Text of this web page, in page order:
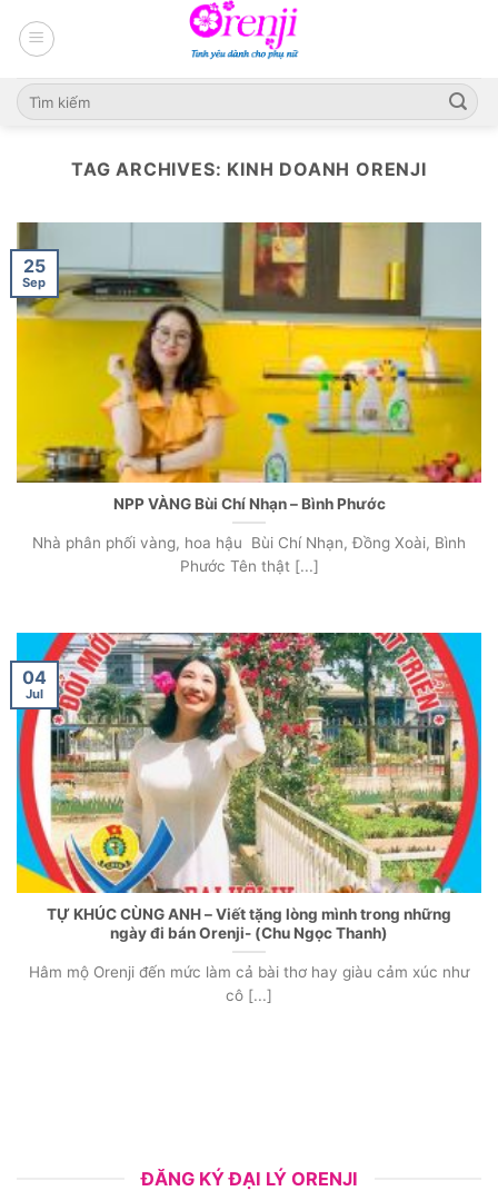
TAG ARCHIVES: KINH DOANH ORENJI
NPP VÀNG Bùi Chí Nhạn – Bình Phước
Nhà phân phối vàng, hoa hậu Bùi Chí Nhạn, Đồng Xoài, Bình
Phước Tên thật [...]
25
Sep
TỰ KHÚC CÙNG ANH – Viết tặng lòng mình trong những
ngày đi bán Orenji- (Chu Ngọc Thanh)
Hâm mộ Orenji đến mức làm cả bài thơ hay giàu cảm xúc như
cô [...]
04
Jul
ĐĂNG KÝ ĐẠI LÝ ORENJI